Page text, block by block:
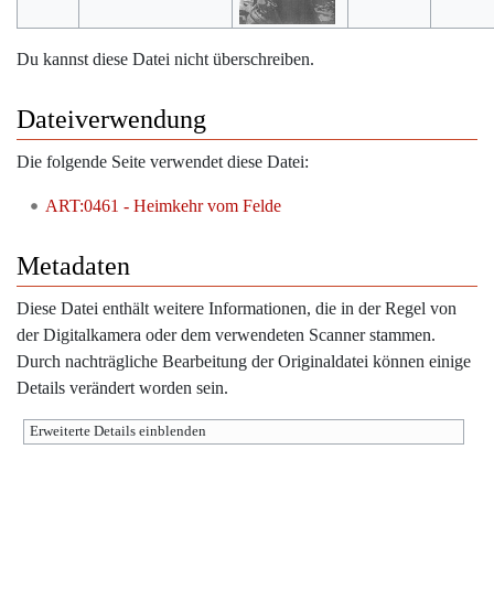
Du kannst diese Datei nicht überschreiben.
Dateiverwendung
Die folgende Seite verwendet diese Datei:
ART:0461 - Heimkehr vom Felde
Metadaten
Diese Datei enthält weitere Informationen, die in der Regel von
der Digitalkamera oder dem verwendeten Scanner stammen.
Durch nachträgliche Bearbeitung der Originaldatei können einige
Details verändert worden sein.
Erweiterte Details einblenden